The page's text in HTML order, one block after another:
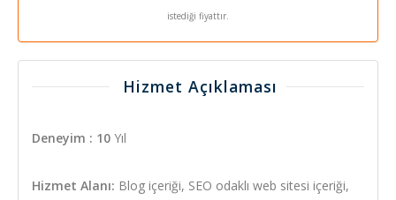
istediği fiyattır.
Hizmet Açıklaması
Deneyim : 10 Yıl
Hizmet Alanı: Blog içeriği, SEO odaklı web sitesi içeriği,